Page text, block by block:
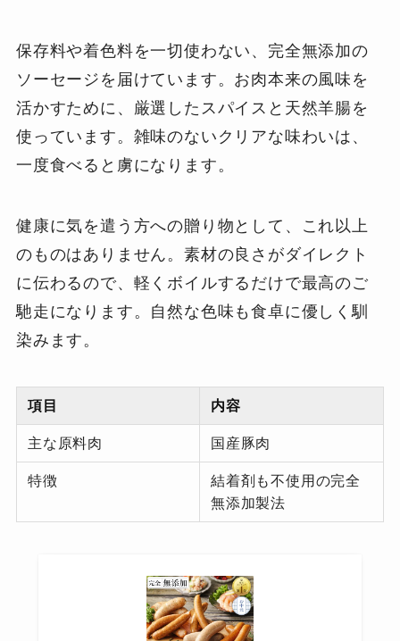
保存料や着色料を一切使わない、完全無添加の
ソーセージを届けています。お肉本来の風味を
活かすために、厳選したスパイスと天然羊腸を
使っています。雑味のないクリアな味わいは、
一度食べると虜になります。
健康に気を遣う方への贈り物として、これ以上
のものはありません。素材の良さがダイレクト
に伝わるので、軽くボイルするだけで最高のご
馳走になります。自然な色味も食卓に優しく馴
染みます。
項目 内容
主な原料肉 国産豚肉
特徴
結着剤も不使用の完全
無添加製法